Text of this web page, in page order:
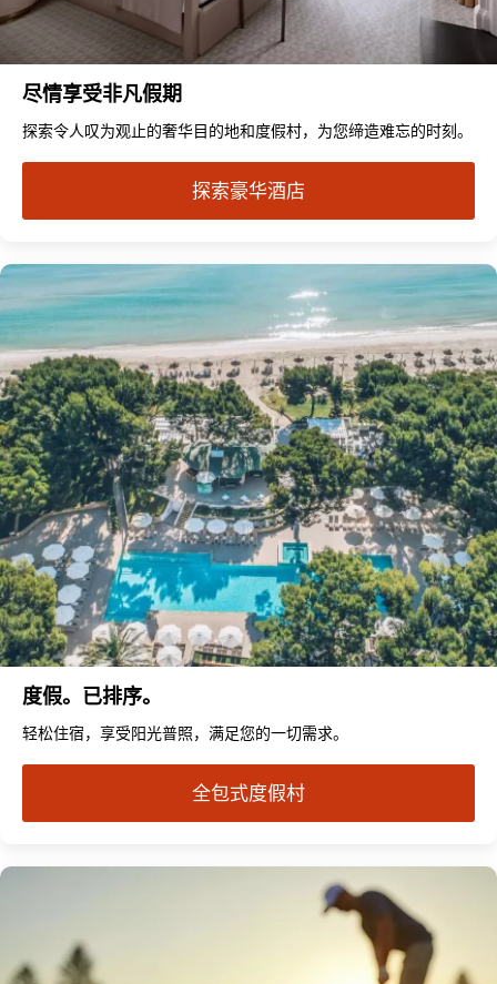
尽情享受非凡假期
探索令人叹为观止的奢华目的地和度假村，为您缔造难忘的时刻。
探索豪华酒店
度假。已排序。
轻松住宿，享受阳光普照，满足您的一切需求。
全包式度假村